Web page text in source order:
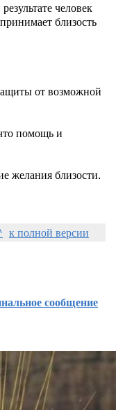
человек
близость
от возможной
помощь и
желания близости.
к полной версии
сообщение